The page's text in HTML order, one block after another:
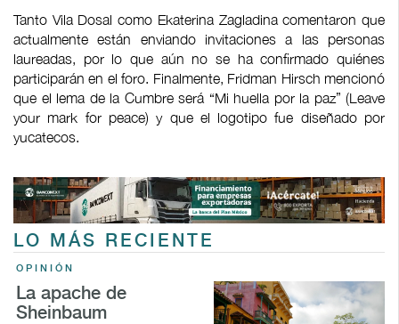
Tanto Vila Dosal como Ekaterina Zagladina comentaron que
actualmente están enviando invitaciones a las personas
laureadas, por lo que aún no se ha confirmado quiénes
participarán en el foro. Finalmente, Fridman Hirsch mencionó
que el lema de la Cumbre será “Mi huella por la paz” (Leave
your mark for peace) y que el logotipo fue diseñado por
yucatecos.
LO MÁS RECIENTE
OPINIÓN
La apache de
Sheinbaum